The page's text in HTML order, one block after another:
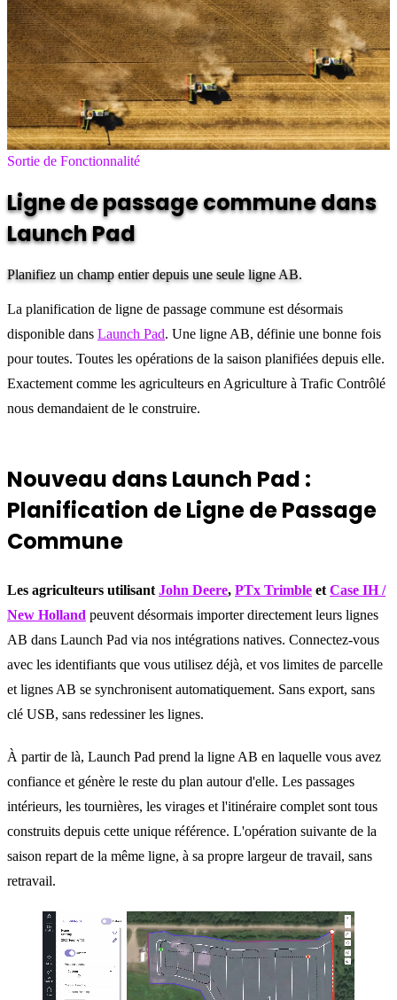
Sortie de Fonctionnalité
Ligne de passage commune dans
Launch Pad
Planifiez un champ entier depuis une seule ligne AB.
La planification de ligne de passage commune est désormais
disponible dans Launch Pad. Une ligne AB, définie une bonne fois
pour toutes. Toutes les opérations de la saison planifiées depuis elle.
Exactement comme les agriculteurs en Agriculture à Trafic Contrôlé
nous demandaient de le construire.
Nouveau dans Launch Pad :
Planification de Ligne de Passage
Commune
Les agriculteurs utilisant John Deere, PTx Trimble et Case IH /
New Holland peuvent désormais importer directement leurs lignes
AB dans Launch Pad via nos intégrations natives. Connectez-vous
avec les identifiants que vous utilisez déjà, et vos limites de parcelle
et lignes AB se synchronisent automatiquement. Sans export, sans
clé USB, sans redessiner les lignes.
À partir de là, Launch Pad prend la ligne AB en laquelle vous avez
confiance et génère le reste du plan autour d'elle. Les passages
intérieurs, les tournières, les virages et l'itinéraire complet sont tous
construits depuis cette unique référence. L'opération suivante de la
saison repart de la même ligne, à sa propre largeur de travail, sans
retravail.